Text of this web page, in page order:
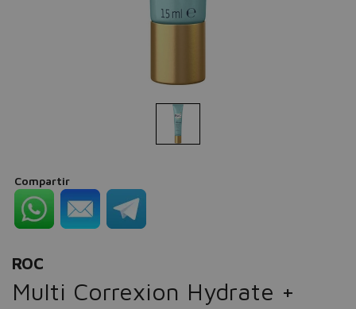
Compartir
ROC
Multi Correxion Hydrate +